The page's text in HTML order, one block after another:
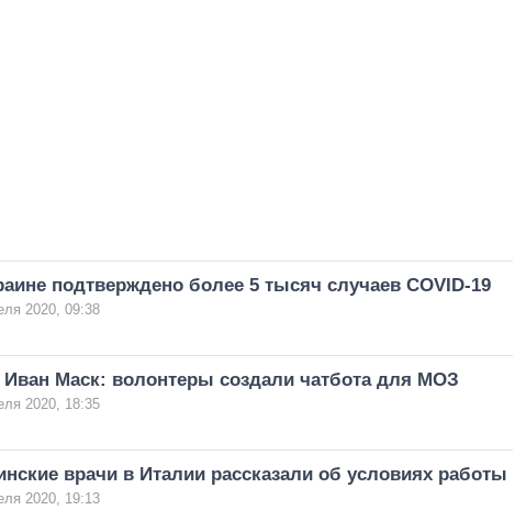
подтверждено более 5 тысяч случаев COVID-19
2020, 09:38
Иван Маск: волонтеры создали чатбота для МОЗ
2020, 18:35
врачи в Италии рассказали об условиях работы
2020, 19:13